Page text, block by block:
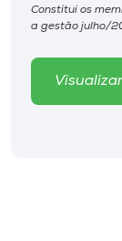
Editora
Rádio
Constitui os
a gestão julho/